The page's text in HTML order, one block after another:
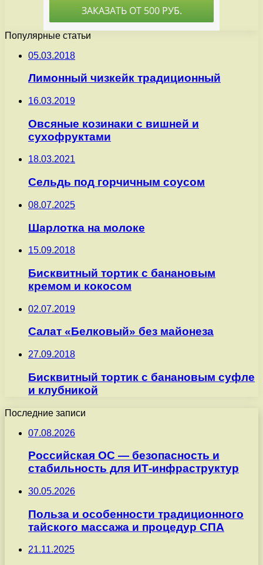
Популярные статьи
05.03.2018
Лимонный чизкейк традиционный
16.03.2019
Овсяные козинаки с вишней и
сухофруктами
18.03.2021
Сельдь под горчичным соусом
08.07.2025
Шарлотка на молоке
15.09.2018
Бисквитный тортик с банановым
кремом и кокосом
02.07.2019
Салат «Белковый» без майонеза
27.09.2018
Бисквитный тортик с банановым суфле
и клубникой
Последние записи
07.08.2026
Российская ОС — безопасность и
стабильность для ИТ-инфраструктур
30.05.2026
Польза и особенности традиционного
тайского массажа и процедур СПА
21.11.2025